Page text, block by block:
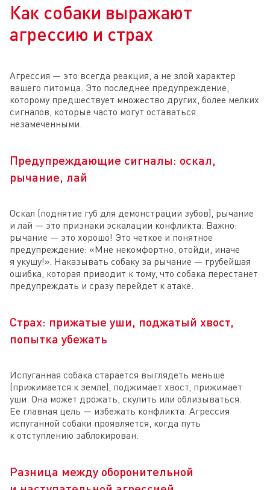
Как собаки выражают
агрессию и страх
Агрессия — это всегда реакция, а не злой характер
вашего питомца. Это последнее предупреждение,
которому предшествует множество других, более мелких
сигналов, которые часто могут оставаться
незамеченными.
Предупреждающие сигналы: оскал,
рычание, лай
Оскал (поднятие губ для демонстрации зубов), рычание
и лай — это признаки эскалации конфликта. Важно:
рычание — это хорошо! Это четкое и понятное
предупреждение: «Мне некомфортно, отойди, иначе
я укушу!». Наказывать собаку за рычание — грубейшая
ошибка, которая приводит к тому, что собака перестанет
предупреждать и сразу перейдет к атаке.
Страх: прижатые уши, поджатый хвост,
попытка убежать
Испуганная собака старается выглядеть меньше
(прижимается к земле), поджимает хвост, прижимает
уши. Она может дрожать, скулить или облизываться.
Ее главная цель — избежать конфликта. Агрессия
испуганной собаки проявляется, когда путь
к отступлению заблокирован.
Разница между оборонительной